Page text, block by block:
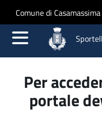
Salta al contenuto
Skip to site
Comune di Casamassima
Per
portale